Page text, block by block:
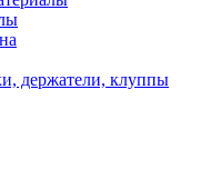
держатели, клуппы